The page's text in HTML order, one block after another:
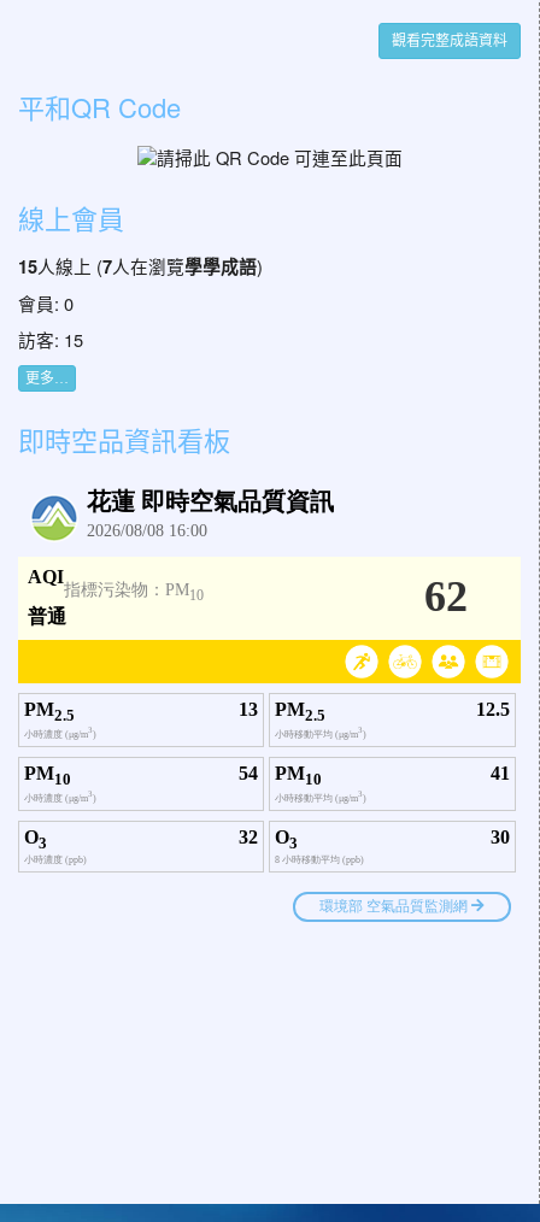
觀看完整成語資料
平和QR Code
線上會員
15人線上 (7人在瀏覽學學成語)
會員: 0
訪客: 15
更多…
即時空品資訊看板